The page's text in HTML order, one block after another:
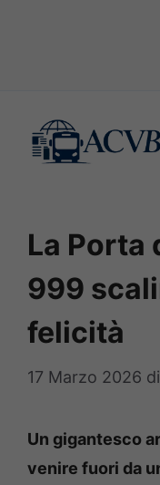
contenuto
La Porta
999
felicità
17 Marzo 2026 di
Un gigantesco
venire fuori da